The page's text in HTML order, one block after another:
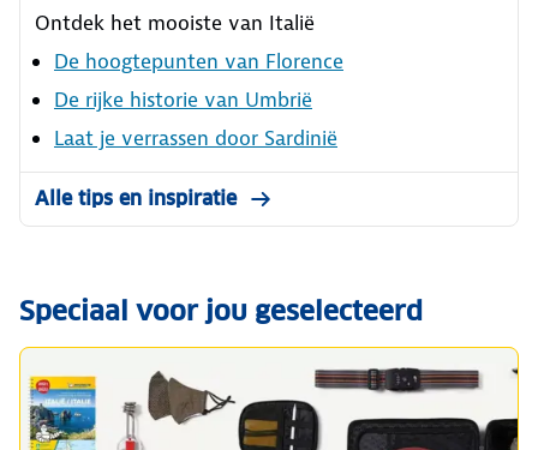
Ontdek het mooiste van Italië
De hoogtepunten van Florence
De rijke historie van Umbrië
Laat je verrassen door Sardinië
Alle tips en inspiratie
Speciaal voor jou geselecteerd